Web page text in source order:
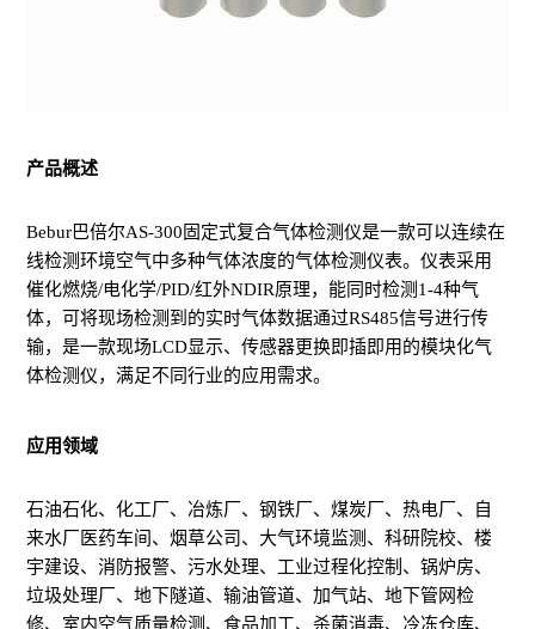
产品概述
Bebur巴倍尔AS-300固定式复合气体检测仪是一款可以连续在
线检测环境空气中多种气体浓度的气体检测仪表。仪表采用
催化燃烧/电化学/PID/红外NDIR原理，能同时检测1-4种气
体，可将现场检测到的实时气体数据通过RS485信号进行传
输，是一款现场LCD显示、传感器更换即插即用的模块化气
体检测仪，满足不同行业的应用需求。
应用领域
石油石化、化工厂、冶炼厂、钢铁厂、煤炭厂、热电厂、自
来水厂医药车间、烟草公司、大气环境监测、科研院校、楼
宇建设、消防报警、污水处理、工业过程化控制、锅炉房、
垃圾处理厂、地下隧道、输油管道、加气站、地下管网检
修、室内空气质量检测、食品加工、杀菌消毒、冷冻仓库、